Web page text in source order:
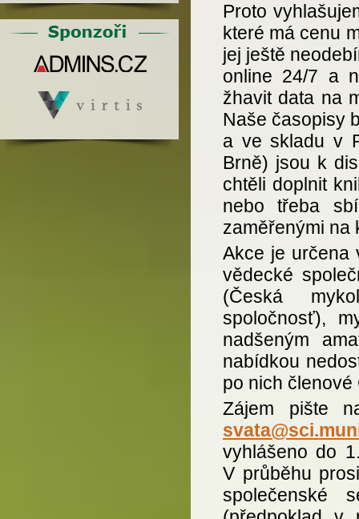
Proto
které má cenu
jej ještě
online 24/7 a
žhavit data na
Naše časopisy
a ve skladu v
Brně) jsou k
chtěli doplnit
nebo třeba
zaměřenými na
Akce je určena
vědecké
(Česká
spoločnosť),
nadšeným
nabídkou
po nich členové
Zájem pište
vyhlášeno do
V průběhu
společenské